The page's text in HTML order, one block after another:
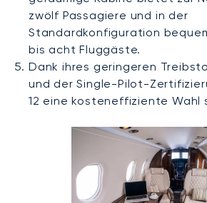
zwölf Passagiere und in der
Standardkonfiguration
bis acht Fluggäste.
Dank ihres geringeren
und der Single-Pilot-
12 eine kosteneffiziente Wahl